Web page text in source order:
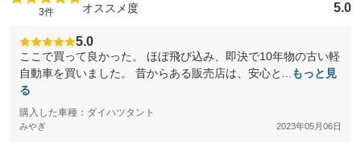
3件 オススメ度 5.0
5.0
ここで買って良かった。 ほぼ飛び込み、即決で10年物の古い軽
自動車を買いました。 昔からある販売店は、安心と...
もっと見
る
購入した車種：ダイハツタント
みやぎ 2023年05月06日